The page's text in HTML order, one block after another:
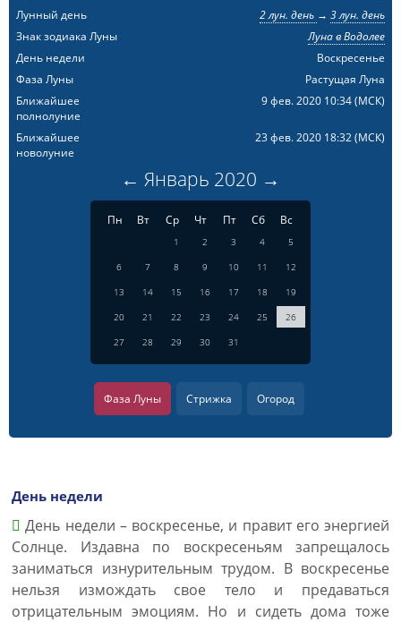
Лунный день
2 лун. день → 3 лун. день
Знак зодиака Луны
Луна в Водолее
День недели
Воскресенье
Фаза Луны
Растущая Луна
Ближайшее
полнолуние
9 фев. 2020 10:34(МСК)
Ближайшее
новолуние
23 фев. 2020 18:32(МСК)
← Январь 2020 →
Пн Вт Ср Чт Пт Сб Вс
1 2 3 4
5
6
7 8 9 10 11
12
13
14 15 16 17 18
19
20
21 22 23 24 25
26
27
28 29 30 31
Фаза Луны Стрижка Огород
День недели
День недели – воскресенье, и правит его энергией
Солнце. Издавна по воскресеньям запрещалось
заниматься изнурительным трудом. В воскресенье
нельзя измождать свое тело и предаваться
отрицательным эмоциям. Но и сидеть дома тоже